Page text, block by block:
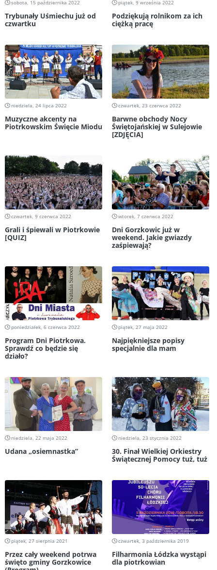
sobota, 15 października 2022
Trybunały Uśmiechu już od
czwartku
piątek, 9 września 2022
Podziękują rolnikom za ich
ciężką pracę
niedziela, 24 lipca 2022
Muzyczne akcenty na
Piotrkowskim Święcie Miodu
czwartek, 23 czerwca 2022
Barwne obchody Nocy
Świętojańskiej w Sulejowie
[ZDJĘCIA]
czwartek, 9 czerwca 2022
Grali i śpiewali w Piotrkowie
[QUIZ]
wtorek, 7 czerwca 2022
Dni Gorzkowic już w
weekend. Jakie gwiazdy
zaśpiewają?
poniedziałek, 6 czerwca 2022
Program Dni Piotrkowa.
Sprawdź co będzie się
działo?
piątek, 27 maja 2022
Najpiękniejsze popisy
specjalnie dla mam
niedziela, 22 maja 2022
Udana „osiemnastka”
niedziela, 23 stycznia 2022
30. Finał Wielkiej Orkiestry
Świątecznej Pomocy tuż, tuż
piątek, 27 sierpnia 2021
Przez cały weekend potrwa
święto gminy Gorzkowice
czwartek, 3 października 2019
Filharmonia Łódzka wystąpi
dla piotrkowian